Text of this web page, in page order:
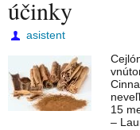
účinky
asistent
15
–